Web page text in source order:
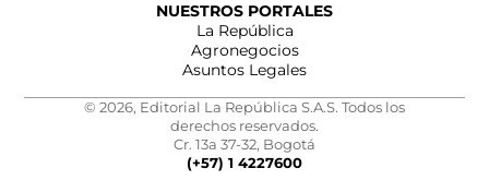
NUESTROS PORTALES
La República
Agronegocios
Asuntos Legales
© 2026, Editorial La República S.A.S. Todos los
derechos reservados.
Cr. 13a 37-32, Bogotá
(+57) 1 4227600